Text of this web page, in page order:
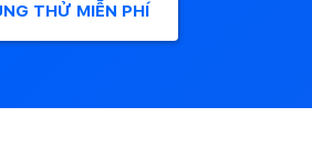
THỬ MIỄN PHÍ